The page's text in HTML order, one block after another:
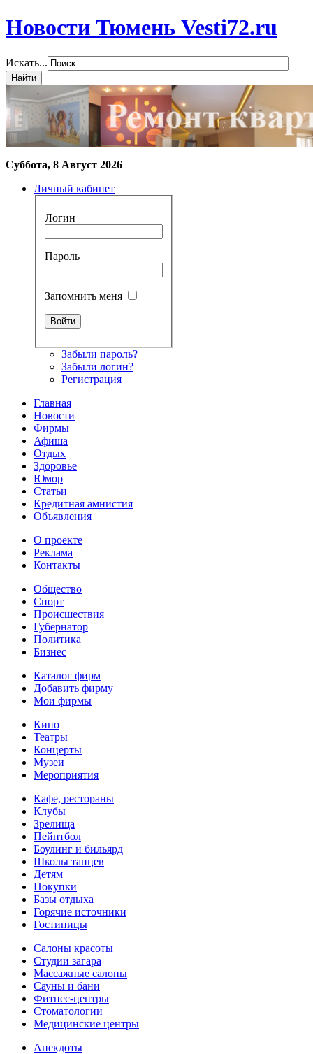
Новости Тюмень Vesti72.ru
Искать...
Суббота, 8 Август 2026
Личный кабинет
Логин
Пароль
Запомнить меня
Забыли пароль?
Забыли логин?
Регистрация
Главная
Новости
Фирмы
Афиша
Отдых
Здоровье
Юмор
Статьи
Кредитная амнистия
Объявления
О проекте
Реклама
Контакты
Общество
Спорт
Происшествия
Губернатор
Политика
Бизнес
Каталог фирм
Добавить фирму
Мои фирмы
Кино
Театры
Концерты
Музеи
Мероприятия
Кафе, рестораны
Клубы
Зрелища
Пейнтбол
Боулинг и бильярд
Школы танцев
Детям
Покупки
Базы отдыха
Горячие источники
Гостиницы
Салоны красоты
Студии загара
Массажные салоны
Сауны и бани
Фитнес-центры
Стоматологии
Медицинские центры
Анекдоты